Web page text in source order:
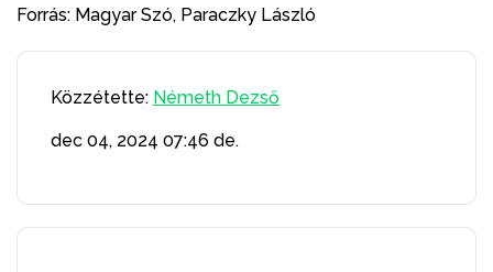
Forrás: Magyar Szó, Paraczky László
Közzétette: Németh Dezső
dec 04, 2024 07:46 de.